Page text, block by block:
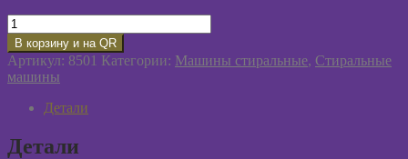
Количество
товара
Стиральная
машина
KRAFT
ED6206W
белый
В корзину и на QR
Артикул: 8501 Категории: Машины стиральные, Стиральные
машины
Детали
Детали